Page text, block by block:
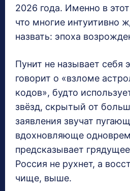
2026 года. Именно в
что многие интуитивно
назвать: эпоха
Пунит не называет себя
говорит о «взломе
кодов», будто
звёзд, скрытый от
заявления звучат
вдохновляюще
предсказывает
Россия не рухнет, а
чище, выше.